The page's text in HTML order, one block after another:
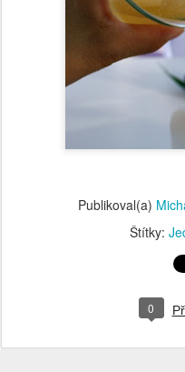
Publikoval(a)
Štítky:
0